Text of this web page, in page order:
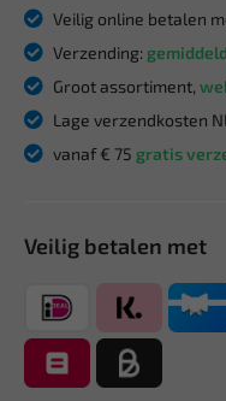
Veilig online betalen
Verzending:
Groot assortiment,
Lage verzendkosten NL
vanaf € 75 gratis
Veilig betalen met